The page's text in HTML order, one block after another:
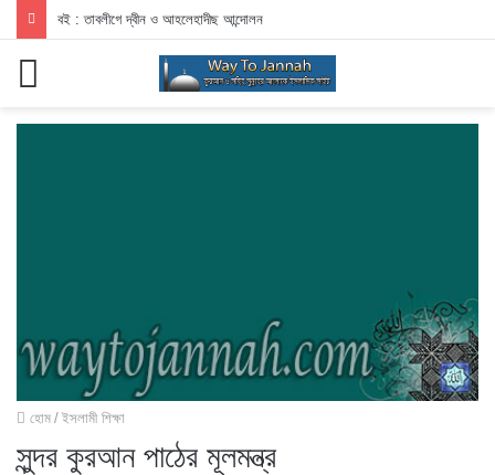
বই : তাবলীগে দ্বীন ও আহলেহাদীছ আন্দোলন
হোম / ইসলামী শিক্ষা
সুন্দর কুরআন পাঠের মূলমন্ত্র